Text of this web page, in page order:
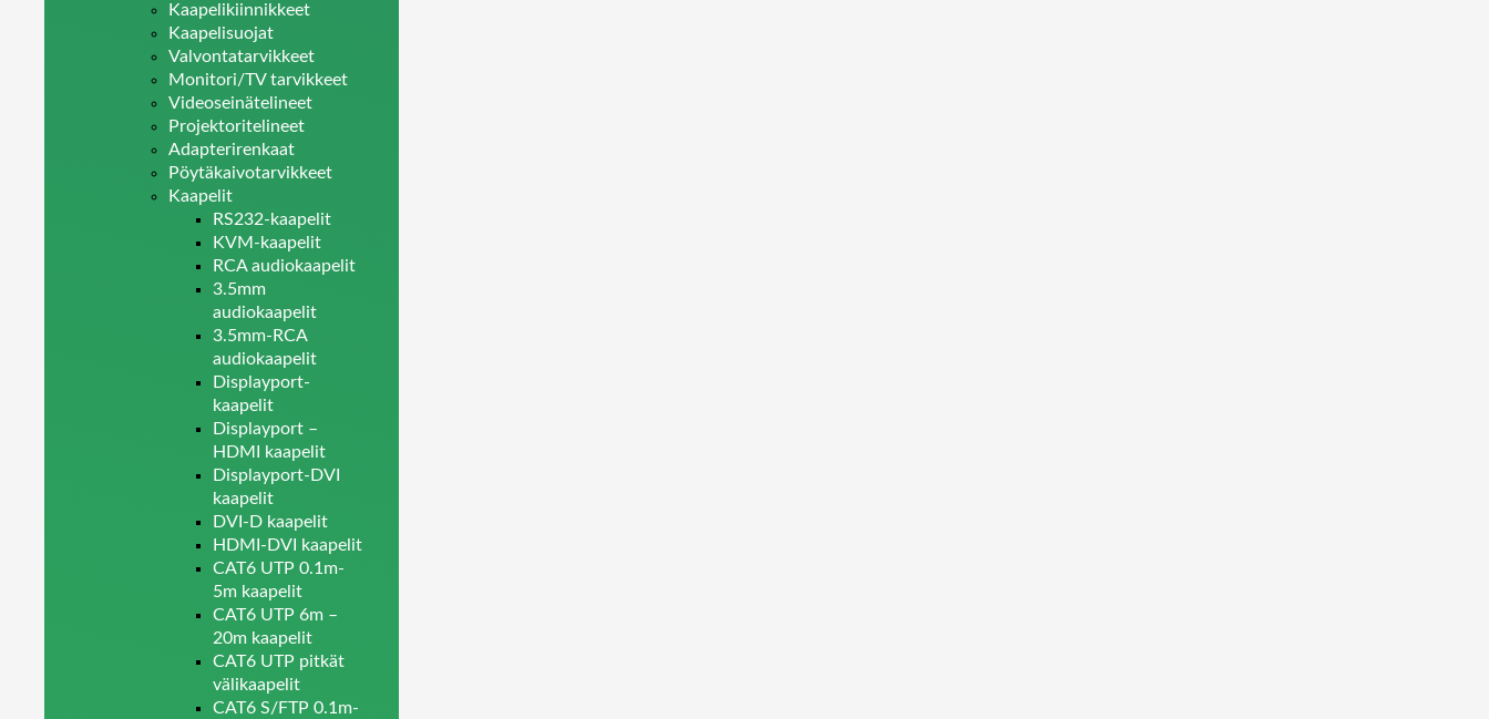
Kaapelikiinnikkeet
Kaapelisuojat
Valvontatarvikkeet
Monitori/TV tarvikkeet
Videoseinätelineet
Projektoritelineet
Adapterirenkaat
Pöytäkaivotarvikkeet
Kaapelit
RS232-kaapelit
KVM-kaapelit
RCA audiokaapelit
3.5mm
audiokaapelit
3.5mm-RCA
audiokaapelit
Displayport-
kaapelit
Displayport –
HDMI kaapelit
Displayport-DVI
kaapelit
DVI-D kaapelit
HDMI-DVI kaapelit
CAT6 UTP 0.1m-
5m kaapelit
CAT6 UTP 6m –
20m kaapelit
CAT6 UTP pitkät
välikaapelit
CAT6 S/FTP 0.1m-